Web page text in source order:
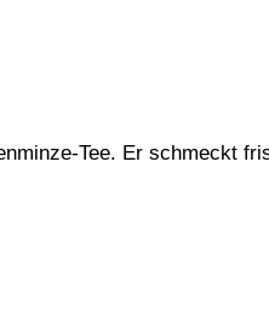
Tee. Er schmeckt